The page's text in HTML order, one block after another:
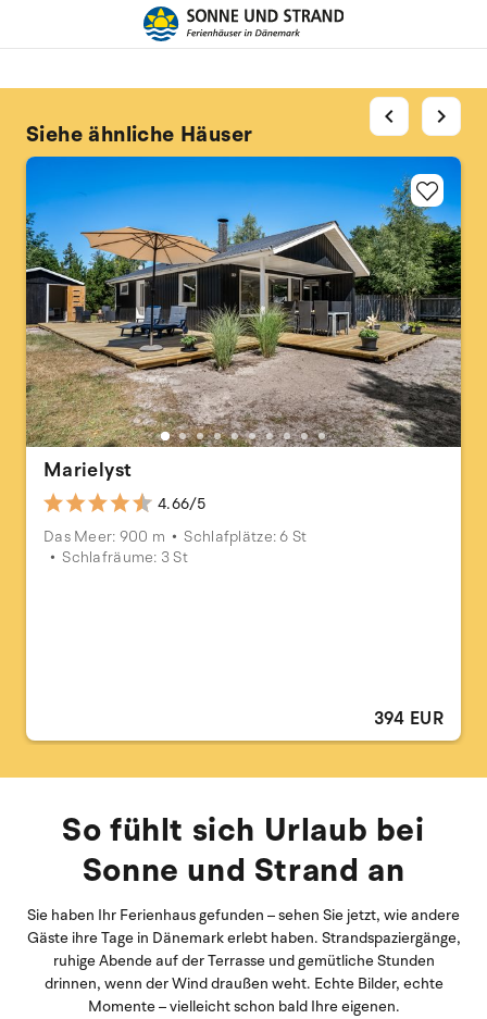
Siehe ähnliche Häuser
Marielyst
4.66/5
Das Meer: 900 m
Schlafplätze: 6 St
Schlafräume: 3 St
394 EUR
chevron_left chevron_right
So fühlt sich Urlaub bei
Sonne und Strand an
Sie haben Ihr Ferienhaus gefunden – sehen Sie jetzt, wie andere
Gäste ihre Tage in Dänemark erlebt haben. Strandspaziergänge,
ruhige Abende auf der Terrasse und gemütliche Stunden
drinnen, wenn der Wind draußen weht. Echte Bilder, echte
Momente – vielleicht schon bald Ihre eigenen.